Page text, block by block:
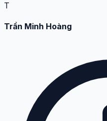
T
Trần Minh Hoàng